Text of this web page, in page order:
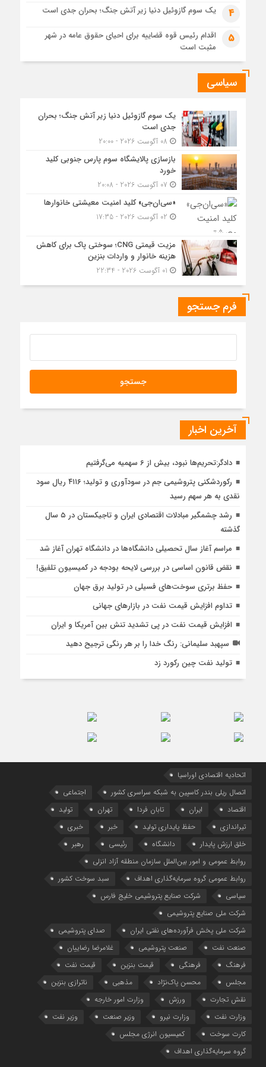
4 یک سوم گازوئیل دنیا زیر آتش جنگ؛ بحران جدی است
5
اقدام رئیس قوه قضاییه برای احیای حقوق عامه در شهر
مثبت است
سیاسی
یک سوم گازوئیل دنیا زیر آتش جنگ؛ بحران
جدی است
بازسازی پالایشگاه سوم پارس جنوبی کلید
خورد
«سی‌ان‌جی» کلید امنیت معیشتی خانوارها
مزیت قیمتی CNG؛ سوختی پاک برای کاهش
هزینه خانوار و واردات بنزین
فرم جستجو
آخرین اخبار
دادگر:تحریم‌ها نبود، بیش از 6 سهمیه می‌گرفتیم
رکوردشکنی پتروشیمی جم در سودآوری و تولید؛ ۴۱۱۶ ریال سود
نقدی به هر سهم رسید
رشد چشمگیر مبادلات اقتصادی ایران و تاجیکستان در ۵ سال
گذشته
مراسم آغاز سال تحصیلی دانشگاه‌ها در دانشگاه تهران آغاز شد
نقض قانون اساسی در بررسی لایحه بودجه در کمیسیون تلفیق!
حفظ برتری سوخت‌های فسیلی در تولید برق جهان
تداوم افزایش قیمت نفت در بازارهای جهانی
افزایش قیمت نفت در پی تشدید تنش بین آمریکا و ایران
سپهبد سلیمانی: رنگ خدا را بر هر رنگی ترجیح دهید
تولید نفت چین رکورد زد
اتحادیه اقتصادی اوراسیا
اتصال ریلی بندر کاسپین به شبکه سراسری کشور
اجتماعی
اقتصاد
ایران تابان فردا تهران
تولید
تیراندازی
حفظ پایداری تولید خبر
خبری
خلق ارزش پایدار
دانشگاه رئیسی
رهبر
روابط عمومی و امور بین‌الملل سازمان منطقه آزاد انزلی
روابط عمومی گروه سرمایه‌گذاری اهداف
سبد سوخت کشور
سیاسی
شرکت صنایع پتروشیمی خلیج فارس
شرکت ملی صنایع پتروشیمی
شرکت ملی پخش فرآورده‌های نفتی ایران
صدای پتروشیمی
صنعت نفت
صنعت پتروشیمی
غلامرضا رضاییان
فرهنگ
فرهنگی قیمت بنزین
قیمت نفت
مجلس
محسن پاک‌نژاد مذهبی
ناترازی بنزین
نقش تجارت
ورزش
وزارت امور خارجه
وزارت نفت
وزارت نیرو وزیر صنعت
وزیر نفت
کارت سوخت
کمیسیون انرژی مجلس
گروه سرمایه‌‌گذاری اهداف